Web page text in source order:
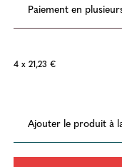
Paiement en
4 x 21,23 €
Ajouter le produit à